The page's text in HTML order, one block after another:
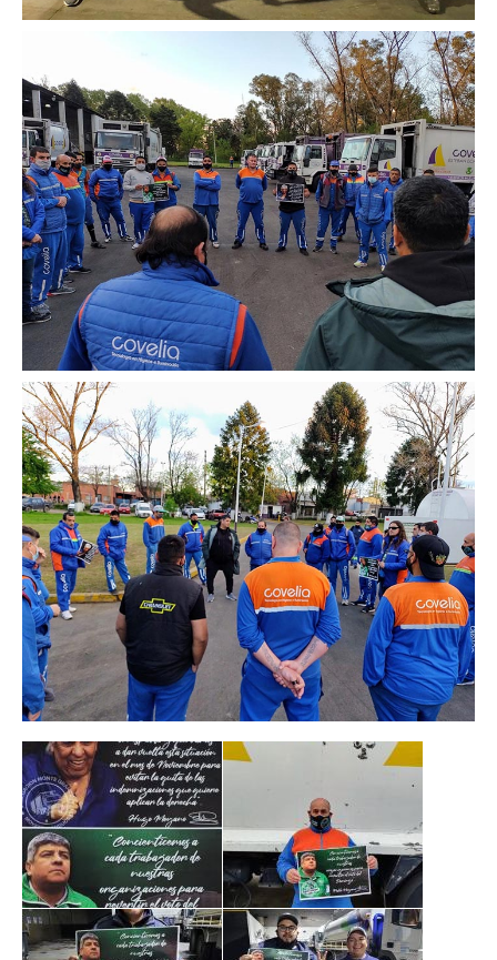
Acuerdos salariales
Contribución solidaria
Turismo
Hoteles y cabañas
Campings y recreos
Viaje de bodas
Camioneritos
Jubilados
Gremiales
Salarios
Escalas salariales
Escalas desde 1969
Acuerdos y homolog.
Acuerdos empresa
Planilla de km
Impresión boletas
Ultima Escala Salarial
Pago de aportes por CBU
Otros
Libre deuda y conflicto
Contacto por ramas